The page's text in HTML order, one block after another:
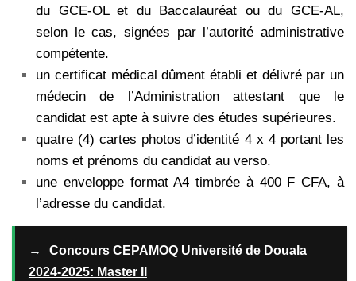
du GCE-OL et du Baccalauréat ou du GCE-AL,
selon le cas, signées par l’autorité administrative
compétente.
un certificat médical dûment établi et délivré par un
médecin de l’Administration attestant que
le
candidat est apte à suivre des études supérieures.
quatre (4) cartes photos d’identité 4 x 4 portant les
noms et prénoms du candidat au verso.
une enveloppe format A4 timbrée à 400 F CFA, à
l’adresse du candidat.
→
Concours CEPAMOQ Université de Douala
2024-2025: Master II